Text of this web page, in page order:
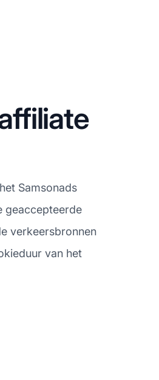
Samsonads
geaccepteerde
verkeersbronnen
van het